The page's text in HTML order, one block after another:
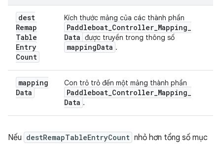
dest
Remap
Table
Entry
Count
Kích thước mảng của các thành phần
Paddleboat_Controller_Mapping_
Data được truyền trong thông số
mappingData .
mapping
Data
Con trỏ trỏ đến một mảng thành phần
Paddleboat_Controller_Mapping_
Data .
Nếu destRemapTableEntryCount nhỏ hơn tổng số mục